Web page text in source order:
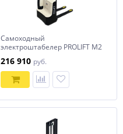
Самоходный
электроштабелер PROLIFT M2
216 910 руб.